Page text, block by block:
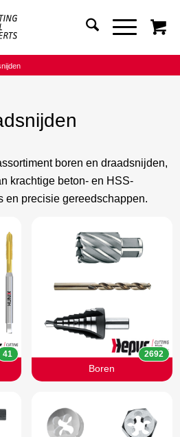
boren en draadsnijden,
krachtige beton- en HSS-
en precisie gereedschappen.
41
Boren
2692